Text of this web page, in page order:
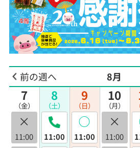
前の週へ 8月
7
（金）
×
11:00
8
（土）
11:00
9
（日）
◯
11:00
10
（月）
×
11:00